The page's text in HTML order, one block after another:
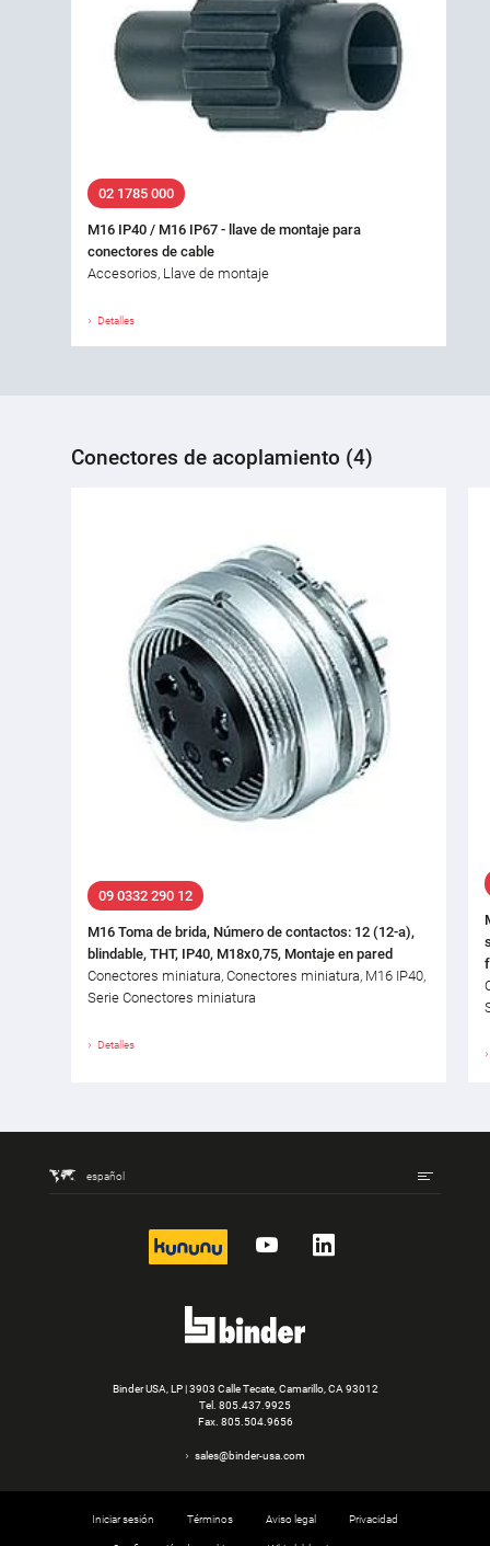
02 1785 000
M16 IP40 / M16 IP67 - llave de montaje para
conectores de cable
Accesorios, Llave de montaje
Detalles
Conectores de acoplamiento (4)
09 0332 290 12
M16 Toma de brida, Número de contactos: 12 (12-a),
blindable, THT, IP40, M18x0,75, Montaje en pared
Conectores miniatura, Conectores miniatura, M16 IP40,
Serie Conectores miniatura
Detalles
español
kununu YouTubeLinkedIn
Binder USA, LP | 3903 Calle Tecate, Camarillo, CA 93012
Tel. 805.437.9925
Fax. 805.504.9656
sales@binder-usa.com
Iniciar sesión Términos Aviso legal Privacidad